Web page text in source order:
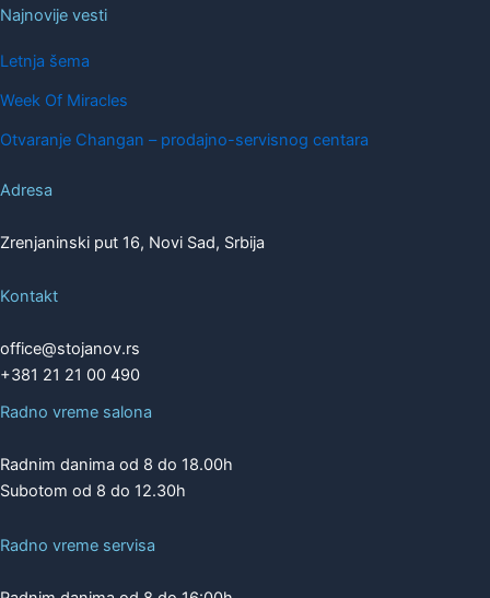
Najnovije vesti
Letnja šema
Week Of Miracles
Otvaranje Changan – prodajno-servisnog centara
Adresa
Zrenjaninski put 16, Novi Sad, Srbija
Kontakt
office@stojanov.rs
+381 21 21 00 490
Radno vreme salona
Radnim danima od 8 do 18.00h
Subotom od 8 do 12.30h
Radno vreme servisa